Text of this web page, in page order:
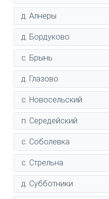
д. Алнеры
д. Бордуково
с. Брынь
д. Глазово
с. Новосельский
п. Середейский
с. Соболевка
с. Стрельна
д. Субботники